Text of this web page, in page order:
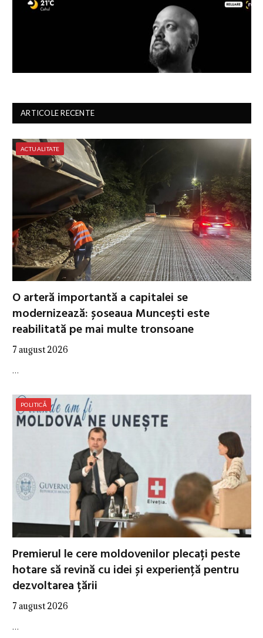
ARTICOLE RECENTE
ACTUALITATE
O arteră importantă a capitalei se
modernizează: șoseaua Muncești este
reabilitată pe mai multe tronsoane
7 august 2026
…
POLITICĂ
Premierul le cere moldovenilor plecați peste
hotare să revină cu idei și experiență pentru
dezvoltarea țării
7 august 2026
…